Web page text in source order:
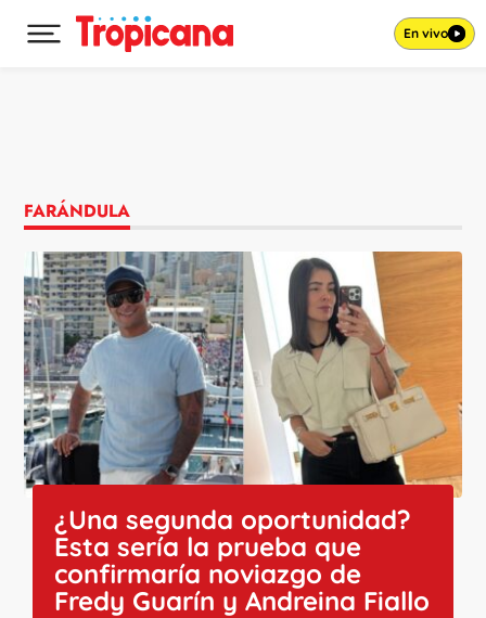
Desplegar menú principal En vivo
FARÁNDULA
¿Una segunda oportunidad?
Esta sería la prueba que
confirmaría noviazgo de
Fredy Guarín y Andreina Fiallo